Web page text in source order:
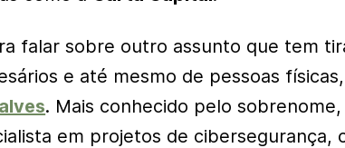
falar sobre outro assunto que tem
e até mesmo de pessoas
. Mais conhecido pelo sobrenome,
em projetos de cibersegurança,